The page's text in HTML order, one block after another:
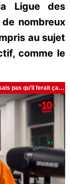
Ligue des
nombreux
au sujet
comme le